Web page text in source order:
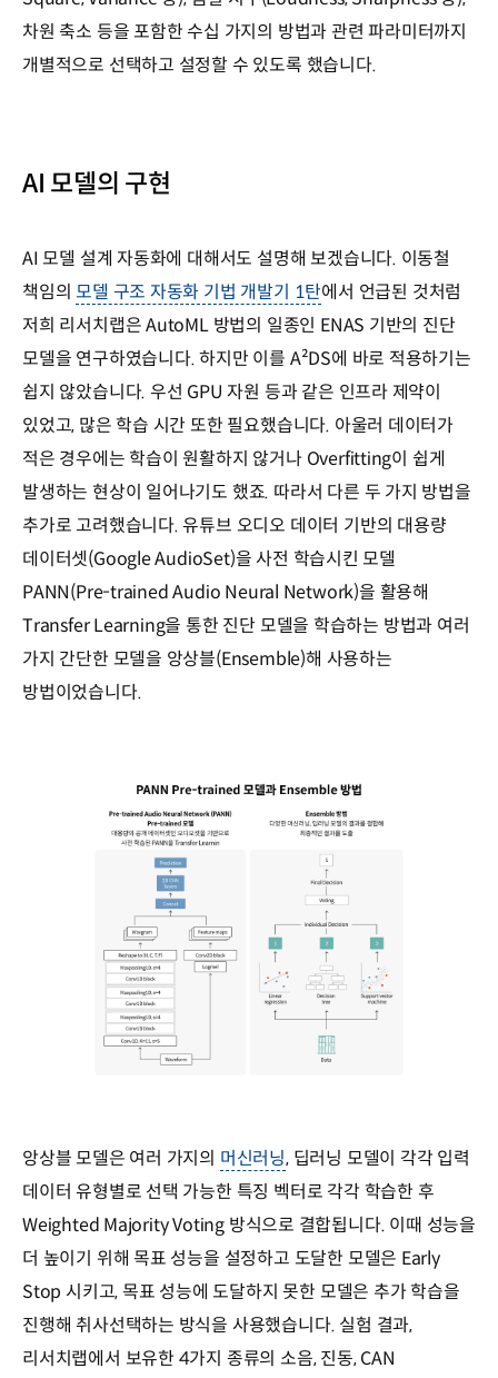
차원 축소 등을 포함한 수십 가지의 방법과 관련 파라미터까지
개별적으로 선택하고 설정할 수 있도록 했습니다.
AI 모델의 구현
AI 모델 설계 자동화에 대해서도 설명해 보겠습니다. 이동철
책임의모델 구조 자동화 기법 개발기 1탄에서 언급된 것처럼
저희 리서치랩은 AutoML 방법의 일종인 ENAS 기반의 진단
모델을 연구하였습니다. 하지만 이를 A²DS에 바로 적용하기는
쉽지 않았습니다. 우선 GPU 자원 등과 같은 인프라 제약이
있었고, 많은 학습 시간 또한 필요했습니다. 아울러 데이터가
적은 경우에는 학습이 원활하지 않거나 Overfitting이 쉽게
발생하는 현상이 일어나기도 했죠. 따라서 다른 두 가지 방법을
추가로 고려했습니다. 유튜브 오디오 데이터 기반의 대용량
데이터셋(Google AudioSet)을 사전 학습시킨 모델
PANN(Pre-trained Audio Neural Network)을 활용해
Transfer Learning을 통한 진단 모델을 학습하는 방법과 여러
가지 간단한 모델을 앙상블(Ensemble)해 사용하는
방법이었습니다.
앙상블 모델은 여러 가지의 머신러닝, 딥러닝 모델이 각각 입력
데이터 유형별로 선택 가능한 특징 벡터로 각각 학습한 후
Weighted Majority Voting 방식으로 결합됩니다. 이때 성능을
더 높이기 위해 목표 성능을 설정하고 도달한 모델은 Early
Stop 시키고, 목표 성능에 도달하지 못한 모델은 추가 학습을
진행해 취사선택하는 방식을 사용했습니다. 실험 결과,
리서치랩에서 보유한 4가지 종류의 소음, 진동, CAN